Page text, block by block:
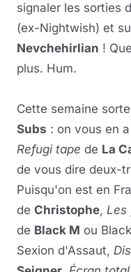
signaler les sorties
(ex-Nightwish) et
Nevchehirlian !
plus. Hum.
Cette semaine
Subs : on vous en
Refugi tape de La
de vous dire deux-
Puisqu'on est en
de Christophe, Les
de Black M ou
Sexion d'Assaut,